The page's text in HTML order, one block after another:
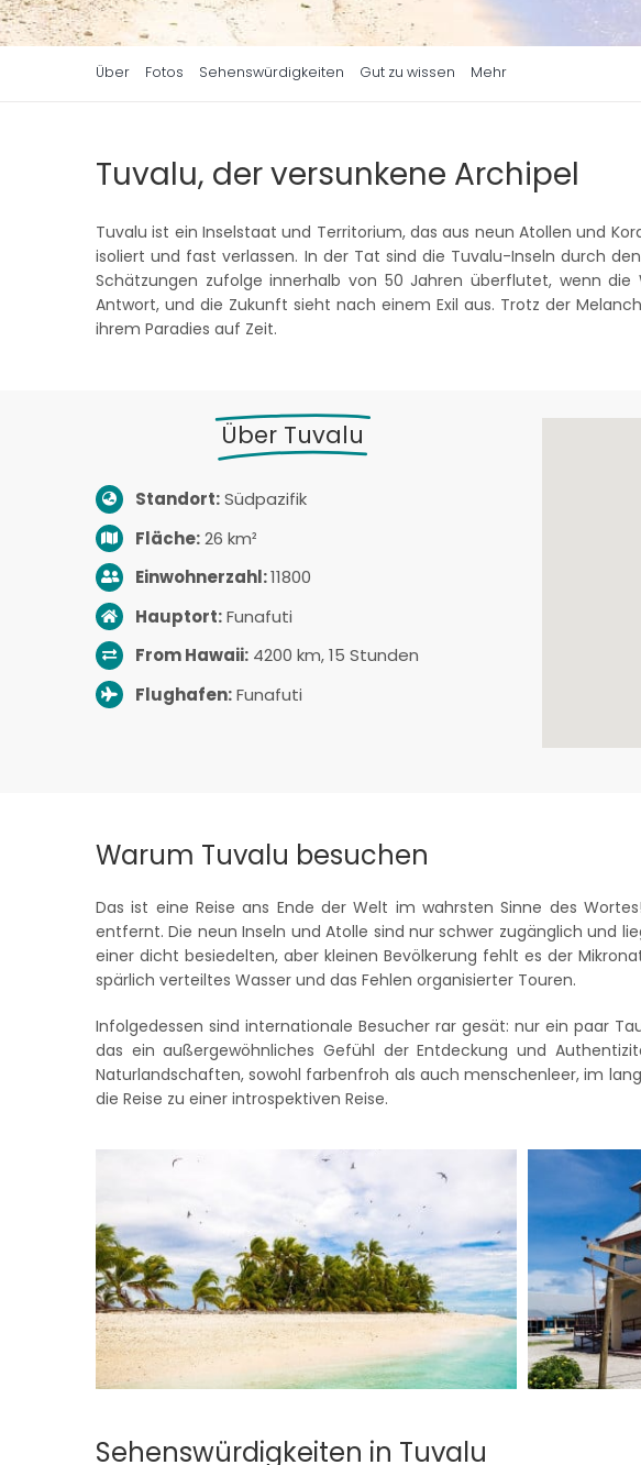
Über Fotos Sehenswürdigkeiten Gut zu wissen Mehr
Tuvalu, der versunkene Archipel
Tuvalu ist ein Inselstaat und Territorium, das aus neun Atollen und
isoliert und fast verlassen. In der Tat sind die Tuvalu-Inseln durch
Schätzungen zufolge innerhalb von 50 Jahren überflutet, wenn
Antwort, und die Zukunft sieht nach einem Exil aus. Trotz der
ihrem Paradies auf Zeit.
Über Tuvalu
Standort:Südpazifik
Fläche:26 km²
Einwohnerzahl:11800
Hauptort:Funafuti
From Hawaii: 4200 km, 15 Stunden
Flughafen:Funafuti
Warum Tuvalu besuchen
Das ist eine Reise ans Ende der Welt im wahrsten Sinne des
entfernt. Die neun Inseln und Atolle sind nur schwer zugänglich und
einer dicht besiedelten, aber kleinen Bevölkerung fehlt es der
spärlich verteiltes Wasser und das Fehlen organisierter Touren.
Infolgedessen sind internationale Besucher rar gesät: nur ein paar
das ein außergewöhnliches Gefühl der Entdeckung und
Naturlandschaften, sowohl farbenfroh als auch menschenleer, im
die Reise zu einer introspektiven Reise.
Sehenswürdigkeiten in Tuvalu